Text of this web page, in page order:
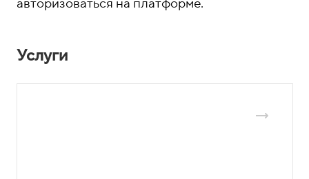
авторизоваться на платформе.
Услуги